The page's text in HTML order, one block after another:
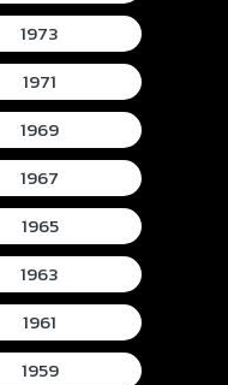
1973
1971
1969
1967
1965
1963
1961
1959